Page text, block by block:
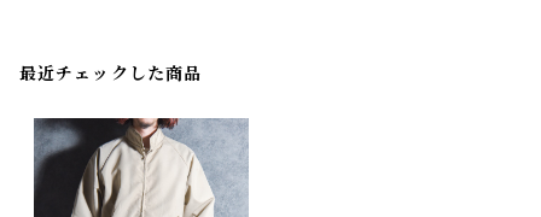
最近チェックした商品